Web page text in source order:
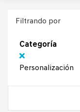
Filtrando por
Categoría
Personalización